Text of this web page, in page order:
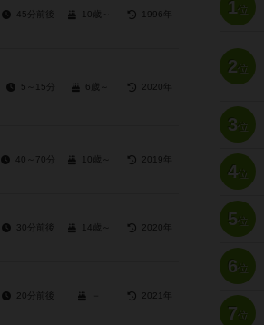
45分前後 10歳～ 1996年
5～15分 6歳～ 2020年
40～70分 10歳～ 2019年
30分前後 14歳～ 2020年
20分前後 2021年
1位
2位
3位
4位
5位
6位
7位